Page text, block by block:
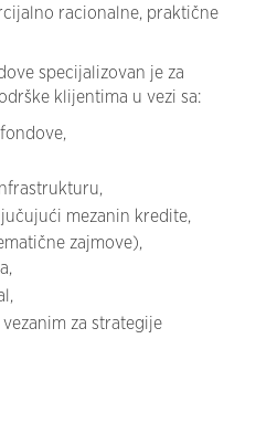
racionalne, praktične
specijalizovan je za
klijentima u vezi sa:
mezanin kredite,
zajmove),
za strategije